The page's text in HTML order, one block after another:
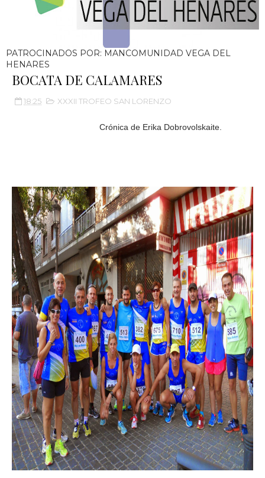
PATROCINADOS POR: MANCOMUNIDAD VEGA DEL
HENARES
BOCATA DE CALAMARES
18:25 XXXII TROFEO SAN LORENZO
Crónica de Erika Dobrovolskaite.